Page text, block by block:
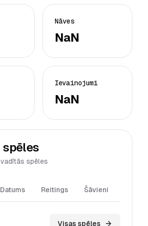
Nāves
NaN
Ievainojumi
NaN
spēles
spēles
Datums Reitings Šāvieni
Visas spēles